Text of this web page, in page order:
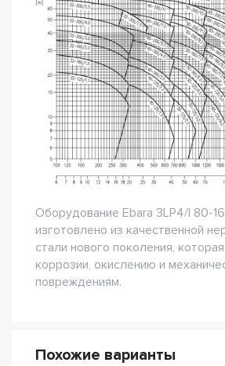
Оборудование Ebara 3LP4/I 80-
изготовлено из качественной
стали нового поколения,
коррозии, окислению и
повреждениям.
Похожие варианты